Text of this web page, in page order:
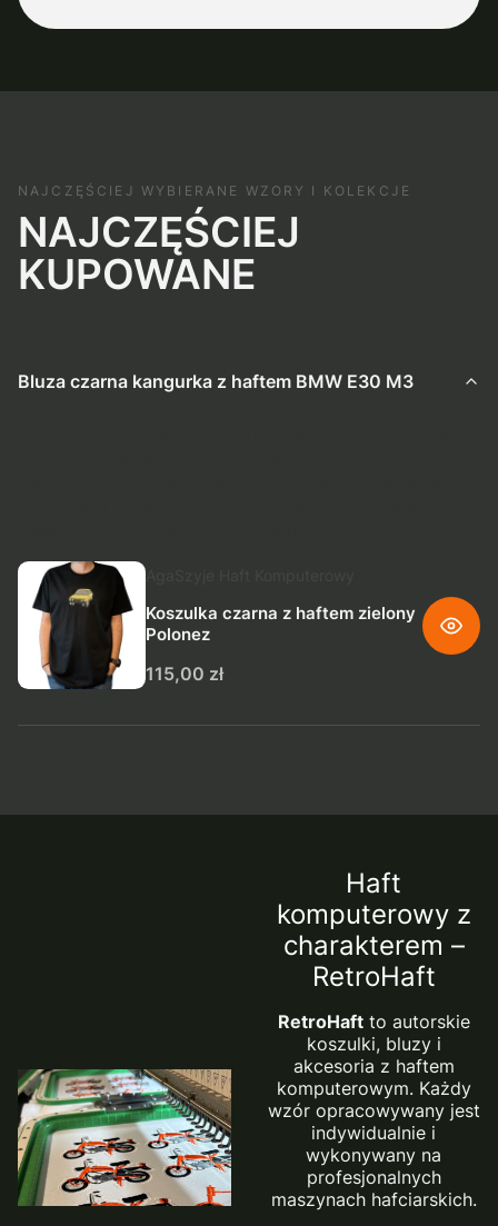
NAJCZĘŚCIEJ WYBIERANE WZORY I KOLEKCJE
NAJCZĘŚCIEJ
KUPOWANE
Bluza czarna kangurka z haftem BMW E30 M3
Producent AgaSzyje Haft Komputerowy
Koszulka czarna z haftem zielony
Polonez
Cena
115,00 zł
Haft
komputerowy z
charakterem –
RetroHaft
RetroHaftto autorskie
koszulki, bluzy i
akcesoria z haftem
komputerowym. Każdy
wzór opracowywany jest
indywidualnie i
wykonywany na
profesjonalnych
maszynach hafciarskich.